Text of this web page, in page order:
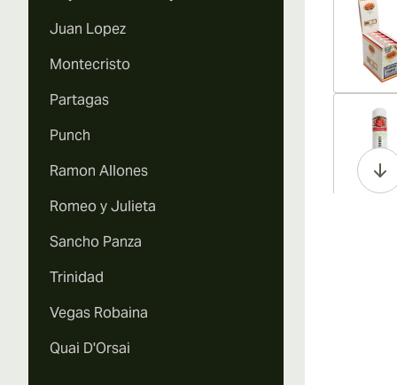
Juan Lopez
Montecristo
Partagas
Punch
Ramon Allones
Romeo y Julieta
Sancho Panza
Trinidad
Vegas Robaina
Quai D'Orsai